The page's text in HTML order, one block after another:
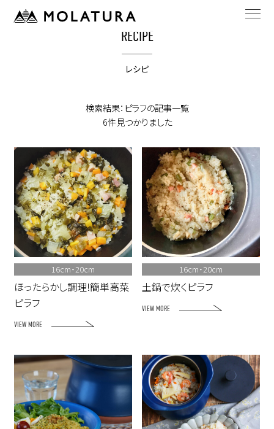
HOME レシピ ピラフの記事一覧
RECIPE
レシピ
検索結果：ピラフの記事一覧
6件見つかりました
16cm・20cm
ほったらかし調理!簡単高菜
ピラフ
VIEW MORE
16cm・20cm
土鍋で炊くピラフ
VIEW MORE